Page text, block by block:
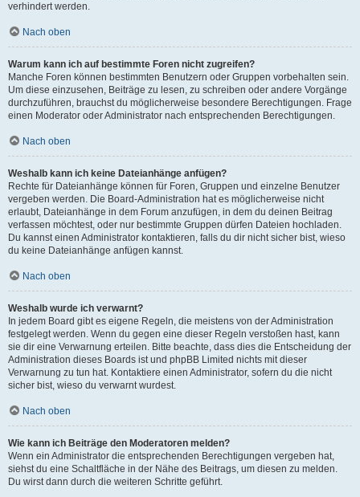
verhindert werden.
Nach oben
Warum kann ich auf bestimmte Foren nicht zugreifen?
Manche Foren können bestimmten Benutzern oder Gruppen vorbehalten sein.
Um diese einzusehen, Beiträge zu lesen, zu schreiben oder andere Vorgänge
durchzuführen, brauchst du möglicherweise besondere Berechtigungen. Frage
einen Moderator oder Administrator nach entsprechenden Berechtigungen.
Nach oben
Weshalb kann ich keine Dateianhänge anfügen?
Rechte für Dateianhänge können für Foren, Gruppen und einzelne Benutzer
vergeben werden. Die Board-Administration hat es möglicherweise nicht
erlaubt, Dateianhänge in dem Forum anzufügen, in dem du deinen Beitrag
verfassen möchtest, oder nur bestimmte Gruppen dürfen Dateien hochladen.
Du kannst einen Administrator kontaktieren, falls du dir nicht sicher bist, wieso
du keine Dateianhänge anfügen kannst.
Nach oben
Weshalb wurde ich verwarnt?
In jedem Board gibt es eigene Regeln, die meistens von der Administration
festgelegt werden. Wenn du gegen eine dieser Regeln verstoßen hast, kann
sie dir eine Verwarnung erteilen. Bitte beachte, dass dies die Entscheidung der
Administration dieses Boards ist und phpBB Limited nichts mit dieser
Verwarnung zu tun hat. Kontaktiere einen Administrator, sofern du die nicht
sicher bist, wieso du verwarnt wurdest.
Nach oben
Wie kann ich Beiträge den Moderatoren melden?
Wenn ein Administrator die entsprechenden Berechtigungen vergeben hat,
siehst du eine Schaltfläche in der Nähe des Beitrags, um diesen zu melden.
Du wirst dann durch die weiteren Schritte geführt.